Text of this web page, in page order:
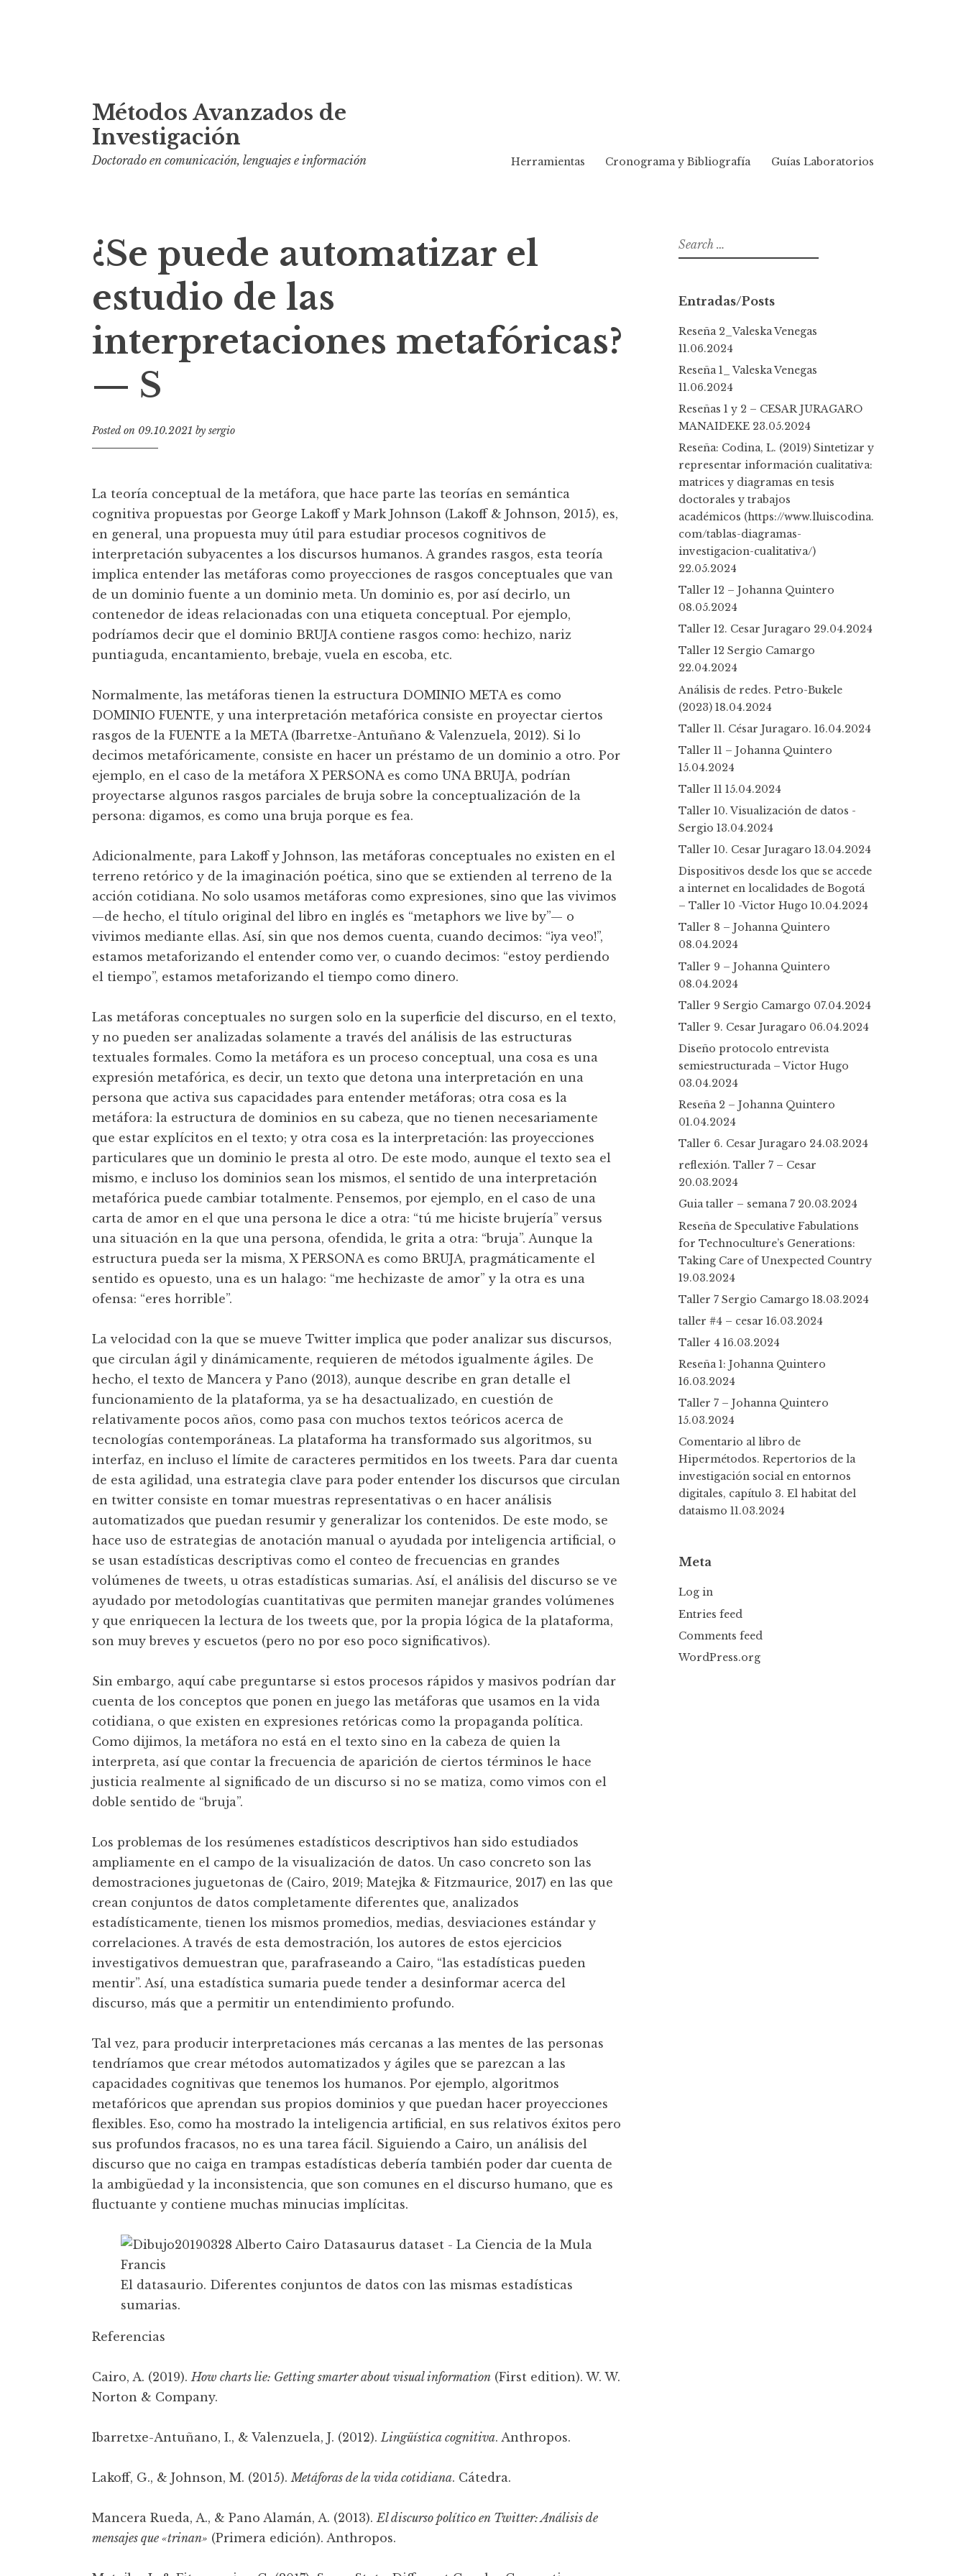
k
i
n
e
n
t
Métodos Avanzados de
Investigación
Doctorado en comunicación, lenguajes e información Herramientas Cronograma y Bibliografía Guías Laboratorios
¿Se puede automatizar el
estudio de las
interpretaciones metafóricas?
— S
Posted on 09.10.2021 by sergio
La teoría conceptual de la metáfora, que hace parte las teorías en semántica
cognitiva propuestas por George Lakoff y Mark Johnson (Lakoff & Johnson, 2015), es,
en general, una propuesta muy útil para estudiar procesos cognitivos de
interpretación subyacentes a los discursos humanos. A grandes rasgos, esta teoría
implica entender las metáforas como proyecciones de rasgos conceptuales que van
de un dominio fuente a un dominio meta. Un dominio es, por así decirlo, un
contenedor de ideas relacionadas con una etiqueta conceptual. Por ejemplo,
podríamos decir que el dominio BRUJA contiene rasgos como: hechizo, nariz
puntiaguda, encantamiento, brebaje, vuela en escoba, etc.
Normalmente, las metáforas tienen la estructura DOMINIO META es como
DOMINIO FUENTE, y una interpretación metafórica consiste en proyectar ciertos
rasgos de la FUENTE a la META (Ibarretxe-Antuñano & Valenzuela, 2012). Si lo
decimos metafóricamente, consiste en hacer un préstamo de un dominio a otro. Por
ejemplo, en el caso de la metáfora X PERSONA es como UNA BRUJA, podrían
proyectarse algunos rasgos parciales de bruja sobre la conceptualización de la
persona: digamos, es como una bruja porque es fea.
Adicionalmente, para Lakoff y Johnson, las metáforas conceptuales no existen en el
terreno retórico y de la imaginación poética, sino que se extienden al terreno de la
acción cotidiana. No solo usamos metáforas como expresiones, sino que las vivimos
—de hecho, el título original del libro en inglés es “metaphors we live by”— o
vivimos mediante ellas. Así, sin que nos demos cuenta, cuando decimos: “¡ya veo!”,
estamos metaforizando el entender como ver, o cuando decimos: “estoy perdiendo
el tiempo”, estamos metaforizando el tiempo como dinero.
Las metáforas conceptuales no surgen solo en la superficie del discurso, en el texto,
y no pueden ser analizadas solamente a través del análisis de las estructuras
textuales formales. Como la metáfora es un proceso conceptual, una cosa es una
expresión metafórica, es decir, un texto que detona una interpretación en una
persona que activa sus capacidades para entender metáforas; otra cosa es la
metáfora: la estructura de dominios en su cabeza, que no tienen necesariamente
que estar explícitos en el texto; y otra cosa es la interpretación: las proyecciones
particulares que un dominio le presta al otro. De este modo, aunque el texto sea el
mismo, e incluso los dominios sean los mismos, el sentido de una interpretación
metafórica puede cambiar totalmente. Pensemos, por ejemplo, en el caso de una
carta de amor en el que una persona le dice a otra: “tú me hiciste brujería” versus
una situación en la que una persona, ofendida, le grita a otra: “bruja”. Aunque la
estructura pueda ser la misma, X PERSONA es como BRUJA, pragmáticamente el
sentido es opuesto, una es un halago: “me hechizaste de amor” y la otra es una
ofensa: “eres horrible”.
La velocidad con la que se mueve Twitter implica que poder analizar sus discursos,
que circulan ágil y dinámicamente, requieren de métodos igualmente ágiles. De
hecho, el texto de Mancera y Pano (2013), aunque describe en gran detalle el
funcionamiento de la plataforma, ya se ha desactualizado, en cuestión de
relativamente pocos años, como pasa con muchos textos teóricos acerca de
tecnologías contemporáneas. La plataforma ha transformado sus algoritmos, su
interfaz, en incluso el límite de caracteres permitidos en los tweets. Para dar cuenta
de esta agilidad, una estrategia clave para poder entender los discursos que circulan
en twitter consiste en tomar muestras representativas o en hacer análisis
automatizados que puedan resumir y generalizar los contenidos. De este modo, se
hace uso de estrategias de anotación manual o ayudada por inteligencia artificial, o
se usan estadísticas descriptivas como el conteo de frecuencias en grandes
volúmenes de tweets, u otras estadísticas sumarias. Así, el análisis del discurso se ve
ayudado por metodologías cuantitativas que permiten manejar grandes volúmenes
y que enriquecen la lectura de los tweets que, por la propia lógica de la plataforma,
son muy breves y escuetos (pero no por eso poco significativos).
Sin embargo, aquí cabe preguntarse si estos procesos rápidos y masivos podrían dar
cuenta de los conceptos que ponen en juego las metáforas que usamos en la vida
cotidiana, o que existen en expresiones retóricas como la propaganda política.
Como dijimos, la metáfora no está en el texto sino en la cabeza de quien la
interpreta, así que contar la frecuencia de aparición de ciertos términos le hace
justicia realmente al significado de un discurso si no se matiza, como vimos con el
doble sentido de “bruja”.
Los problemas de los resúmenes estadísticos descriptivos han sido estudiados
ampliamente en el campo de la visualización de datos. Un caso concreto son las
demostraciones juguetonas de (Cairo, 2019; Matejka & Fitzmaurice, 2017) en las que
crean conjuntos de datos completamente diferentes que, analizados
estadísticamente, tienen los mismos promedios, medias, desviaciones estándar y
correlaciones. A través de esta demostración, los autores de estos ejercicios
investigativos demuestran que, parafraseando a Cairo, “las estadísticas pueden
mentir”. Así, una estadística sumaria puede tender a desinformar acerca del
discurso, más que a permitir un entendimiento profundo.
Tal vez, para producir interpretaciones más cercanas a las mentes de las personas
tendríamos que crear métodos automatizados y ágiles que se parezcan a las
capacidades cognitivas que tenemos los humanos. Por ejemplo, algoritmos
metafóricos que aprendan sus propios dominios y que puedan hacer proyecciones
flexibles. Eso, como ha mostrado la inteligencia artificial, en sus relativos éxitos pero
sus profundos fracasos, no es una tarea fácil. Siguiendo a Cairo, un análisis del
discurso que no caiga en trampas estadísticas debería también poder dar cuenta de
la ambigüedad y la inconsistencia, que son comunes en el discurso humano, que es
fluctuante y contiene muchas minucias implícitas.
El datasaurio. Diferentes conjuntos de datos con las mismas estadísticas
sumarias.
Referencias
Cairo, A. (2019).How charts lie: Getting smarter about visual information (First edition). W. W.
Norton & Company.
Ibarretxe-Antuñano, I., & Valenzuela, J. (2012).Lingüística cognitiva. Anthropos.
Lakoff, G., & Johnson, M. (2015).Metáforas de la vida cotidiana. Cátedra.
Mancera Rueda, A., & Pano Alamán, A. (2013).El discurso político en Twitter: Análisis de
mensajes que «trinan» (Primera edición). Anthropos.
S
e
c
h
f
Entradas/Posts
Reseña 2_Valeska Venegas
11.06.2024
Reseña 1_ Valeska Venegas
11.06.2024
Reseñas 1 y 2 – CESAR JURAGARO
MANAIDEKE 23.05.2024
Reseña: Codina, L. (2019) Sintetizar y
representar información cualitativa:
matrices y diagramas en tesis
doctorales y trabajos
académicos (https://www.lluiscodina.
com/tablas-diagramas-
investigacion-cualitativa/)
22.05.2024
Taller 12 – Johanna Quintero
08.05.2024
Taller 12. Cesar Juragaro 29.04.2024
Taller 12 Sergio Camargo
22.04.2024
Análisis de redes. Petro-Bukele
(2023) 18.04.2024
Taller 11. César Juragaro. 16.04.2024
Taller 11 – Johanna Quintero
15.04.2024
Taller 11 15.04.2024
Taller 10. Visualización de datos -
Sergio 13.04.2024
Taller 10. Cesar Juragaro 13.04.2024
Dispositivos desde los que se accede
a internet en localidades de Bogotá
– Taller 10 -Victor Hugo 10.04.2024
Taller 8 – Johanna Quintero
08.04.2024
Taller 9 – Johanna Quintero
08.04.2024
Taller 9 Sergio Camargo 07.04.2024
Taller 9. Cesar Juragaro 06.04.2024
Diseño protocolo entrevista
semiestructurada – Victor Hugo
03.04.2024
Reseña 2 – Johanna Quintero
01.04.2024
Taller 6. Cesar Juragaro 24.03.2024
reflexión. Taller 7 – Cesar
20.03.2024
Guia taller – semana 7 20.03.2024
Reseña de Speculative Fabulations
for Technoculture’s Generations:
Taking Care of Unexpected Country
19.03.2024
Taller 7 Sergio Camargo 18.03.2024
taller #4 – cesar 16.03.2024
Taller 4 16.03.2024
Reseña 1: Johanna Quintero
16.03.2024
Taller 7 – Johanna Quintero
15.03.2024
Comentario al libro de
Hipermétodos. Repertorios de la
investigación social en entornos
digitales, capítulo 3. El habitat del
dataismo 11.03.2024
Meta
Log in
Entries feed
Comments feed
WordPress.org